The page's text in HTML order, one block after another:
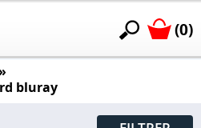
(0)
bluray